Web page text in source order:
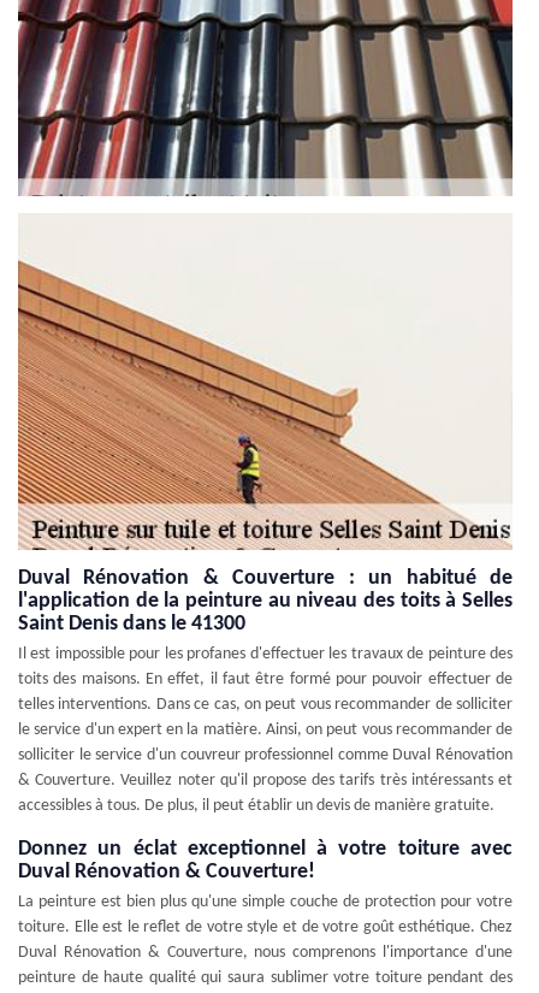
Duval Rénovation & Couverture : un habitué de
l'application de la peinture au niveau des toits à Selles
Saint Denis dans le 41300
Il est impossible pour les profanes d'effectuer les travaux de peinture des
toits des maisons. En effet, il faut être formé pour pouvoir effectuer de
telles interventions. Dans ce cas, on peut vous recommander de solliciter
le service d'un expert en la matière. Ainsi, on peut vous recommander de
solliciter le service d'un couvreur professionnel comme Duval Rénovation
& Couverture. Veuillez noter qu'il propose des tarifs très intéressants et
accessibles à tous. De plus, il peut établir un devis de manière gratuite.
Donnez un éclat exceptionnel à votre toiture avec
Duval Rénovation & Couverture!
La peinture est bien plus qu'une simple couche de protection pour votre
toiture. Elle est le reflet de votre style et de votre goût esthétique. Chez
Duval Rénovation & Couverture, nous comprenons l'importance d'une
peinture de haute qualité qui saura sublimer votre toiture pendant des